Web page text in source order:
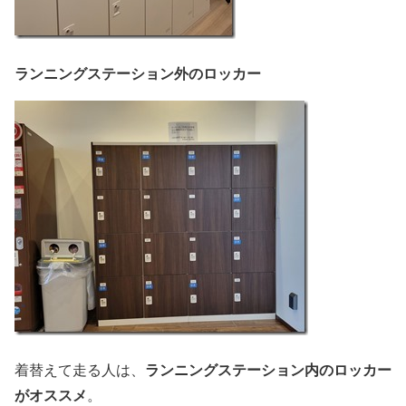
ランニングステーション外のロッカー
着替えて走る人は、 ランニングステーション内のロッカー
がオススメ。